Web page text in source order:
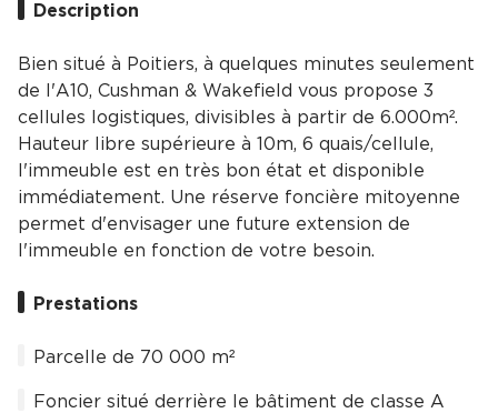
Description
Bien situé à Poitiers, à quelques minutes seulement
de l'A10, Cushman & Wakefield vous propose 3
cellules logistiques, divisibles à partir de 6.000m².
Hauteur libre supérieure à 10m, 6 quais/cellule,
l'immeuble est en très bon état et disponible
immédiatement. Une réserve foncière mitoyenne
permet d'envisager une future extension de
l'immeuble en fonction de votre besoin.
Prestations
Parcelle de 70 000 m²
Foncier situé derrière le bâtiment de classe A